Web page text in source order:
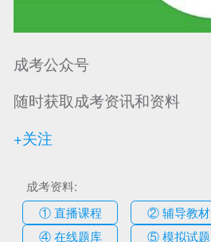
成考公众号
随时获取成考资讯和资料
+关注
成考资料:
① 直播课程
② 辅导教材
④ 在线题库
⑤ 模拟试题